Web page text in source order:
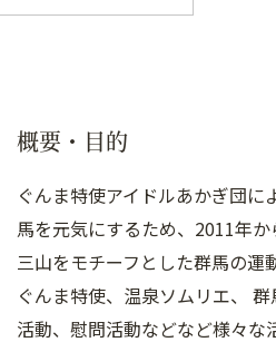
概要・目的
ぐんま特使アイドルあかぎ団に
馬を元気にするため、2011年か
三山をモチーフとした群馬の運
ぐんま特使、温泉ソムリエ、
活動、慰問活動などなど様々な